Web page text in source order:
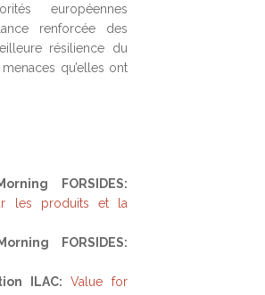
européennes
renforcée des
résilience du
qu’elles ont
FORSIDES:
les produits et la
FORSIDES:
ILAC: Value for